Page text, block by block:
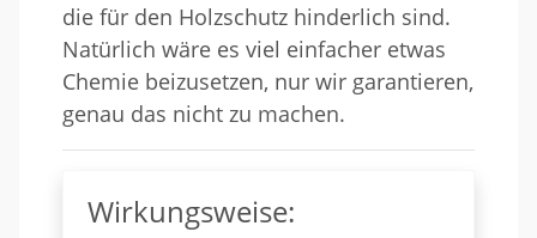
die für den Holzschutz hinderlich sind.
Natürlich wäre es viel einfacher etwas
Chemie beizusetzen, nur wir garantieren,
genau das nicht zu machen.
Wirkungsweise: